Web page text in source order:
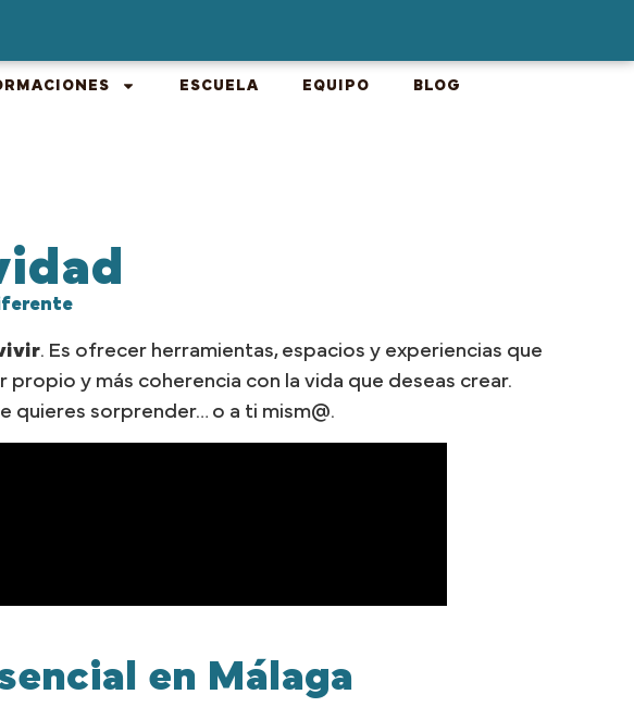
ESCUELA EQUIPO BLOG
. Es ofrecer herramientas, espacios y experiencias que
propio y más coherencia con la vida que deseas crear.
quieres sorprender… o a ti mism@.
en Málaga